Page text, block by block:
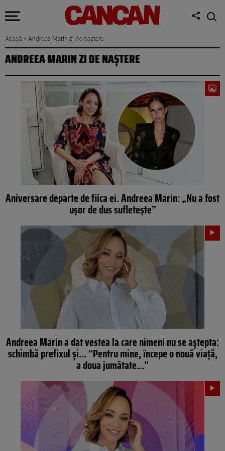
Acasă » Andreea Marin zi de naștere
ANDREEA MARIN ZI DE NAȘTERE
Aniversare departe de fiica ei. Andreea Marin: „Nu a fost
ușor de dus sufletește”
Andreea Marin a dat vestea la care nimeni nu se aştepta:
schimbă prefixul şi… “Pentru mine, începe o nouă viață,
a doua jumătate…”